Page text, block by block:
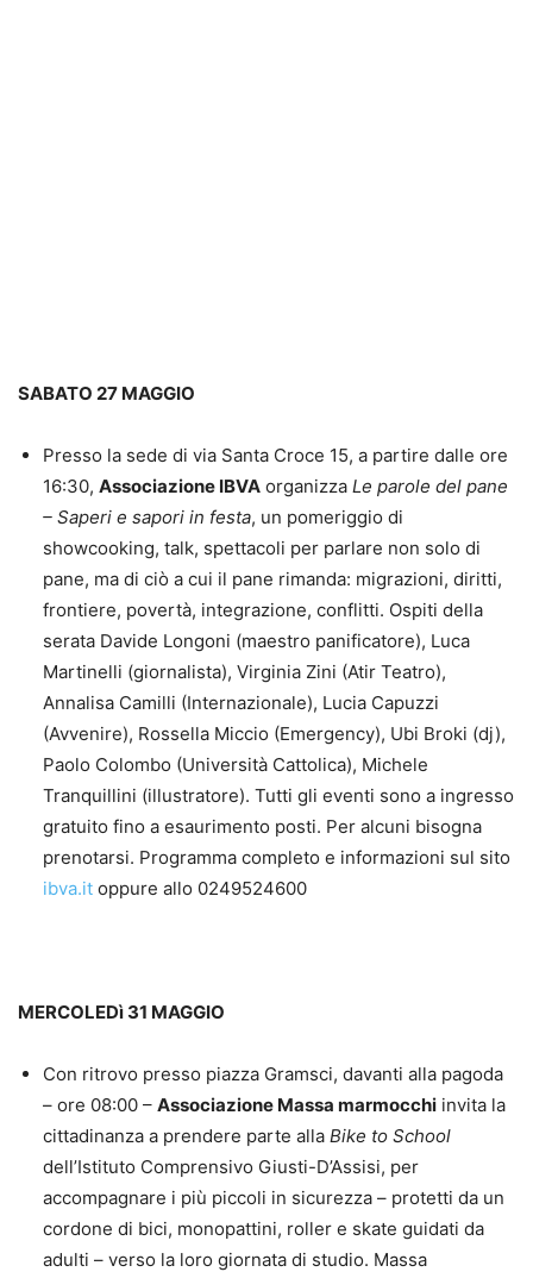
SABATO 27 MAGGIO
Presso la sede di via Santa Croce 15, a partire dalle ore
16:30, Associazione IBVA organizza Le parole del pane
– Saperi e sapori in festa, un pomeriggio di
showcooking, talk, spettacoli per parlare non solo di
pane, ma di ciò a cui il pane rimanda: migrazioni, diritti,
frontiere, povertà, integrazione, conflitti. Ospiti della
serata Davide Longoni (maestro panificatore), Luca
Martinelli (giornalista), Virginia Zini (Atir Teatro),
Annalisa Camilli (Internazionale), Lucia Capuzzi
(Avvenire), Rossella Miccio (Emergency), Ubi Broki (dj),
Paolo Colombo (Università Cattolica), Michele
Tranquillini (illustratore). Tutti gli eventi sono a ingresso
gratuito fino a esaurimento posti. Per alcuni bisogna
prenotarsi. Programma completo e informazioni sul sito
ibva.it oppure allo 0249524600
MERCOLEDì 31 MAGGIO
Con ritrovo presso piazza Gramsci, davanti alla pagoda
– ore 08:00 – Associazione Massa marmocchi invita la
cittadinanza a prendere parte alla Bike to School
dell’Istituto Comprensivo Giusti-D’Assisi, per
accompagnare i più piccoli in sicurezza – protetti da un
cordone di bici, monopattini, roller e skate guidati da
adulti – verso la loro giornata di studio. Massa